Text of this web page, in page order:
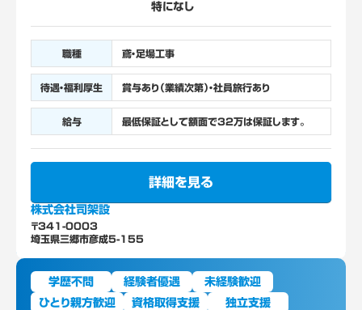
特になし
職種 鳶・足場工事
待遇・福利厚生 賞与あり（業績次第）・社員旅行あり
給与 最低保証として額面で32万は保証します。
株式会社司架設
〒341-0003
埼玉県三郷市彦成5-155
詳細を見る
学歴不問 経験者優遇
未経験歓迎
ひとり親方歓迎
資格取得支援 独立支援